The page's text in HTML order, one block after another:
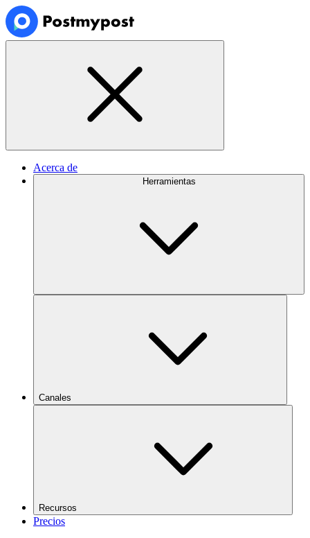
Acerca de
Herramientas
Canales
Recursos
Precios